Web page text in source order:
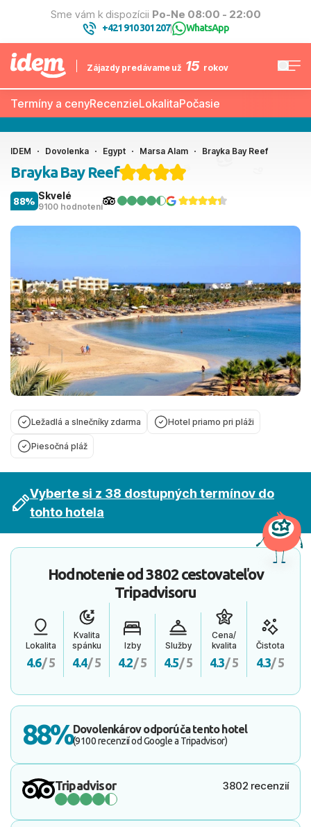
Sme vám k dispozícii Po-Ne 08:00 - 22:00
+421 910 301 207| WhatsApp
Zájazdy predávame už 15 rokov
Termíny a cenyRecenzieLokalitaPočasie
IDEM Dovolenka Egypt Marsa Alam Brayka Bay Reef
Brayka Bay Reef
Skvelé
9100 hodnotení
88%
Ležadlá a slnečníky zdarma Hotel priamo pri pláži
Piesočná pláž
Vyberte si z 38 dostupných termínov do
tohto hotela
Hodnotenie od3802 cestovateľov
Tripadvisoru
Lokalita
4.6/ 5
Kvalita
spánku
4.4/ 5
Izby
4.2/ 5
Služby
4.5/ 5
Cena/
kvalita
4.3/ 5
Čistota
4.3/ 5
88%Dovolenkárov odporúča tento hotel
(9100 recenzií od Google a Tripadvisor)
Tripadvisor 3802 recenzií